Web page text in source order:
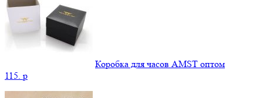
Коробка для часов AMST оптом
115. p